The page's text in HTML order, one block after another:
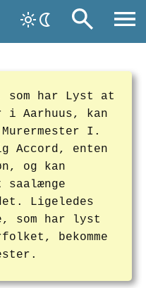
som har Lyst at
i Aarhuus, kan
Murermester I.
Accord, enten
og kan
Ligeledes
som har lyst
bekomme